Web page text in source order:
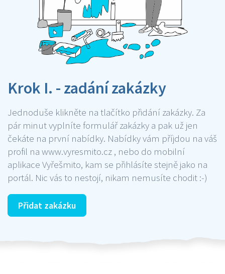
Krok I. - zadání zakázky
Jednoduše klikněte na tlačítko přidání zakázky. Za
pár minut vyplníte formulář zakázky a pak už jen
čekáte na první nabídky. Nabídky vám příjdou na váš
profil na www.vyresmito.cz , nebo do mobilní
aplikace Vyřešmito, kam se přihlásíte stejně jako na
portál. Nic vás to nestojí, nikam nemusíte chodit :-)
Přidat zakázku